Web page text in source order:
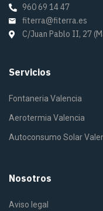
960 69 14 47
fiterra@fiterra.es
C/Juan Pablo II, 27
Servicios
Fontaneria Valencia
Aerotermia Valencia
Autoconsumo Solar
Nosotros
Aviso legal